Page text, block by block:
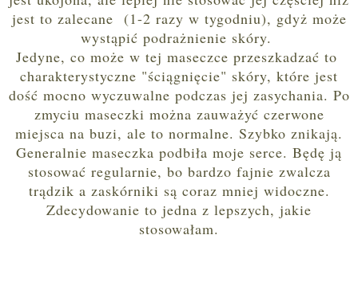
jest to zalecane (1-2 razy w tygodniu), gdyż może
wystąpić podrażnienie skóry.
Jedyne, co może w tej maseczce przeszkadzać to
charakterystyczne "ściągnięcie" skóry, które jest
dość mocno wyczuwalne podczas jej zasychania. Po
zmyciu maseczki można zauważyć czerwone
miejsca na buzi, ale to normalne. Szybko znikają.
Generalnie maseczka podbiła moje serce. Będę ją
stosować regularnie, bo bardzo fajnie zwalcza
trądzik a zaskórniki są coraz mniej widoczne.
Zdecydowanie to jedna z lepszych, jakie
stosowałam.